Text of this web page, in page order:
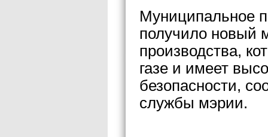
Муниципальное
получило новый
производства,
газе и имеет
безопасности,
службы мэрии.